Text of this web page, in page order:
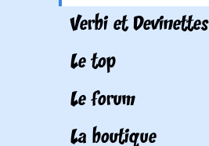
Verbi et Devinettes
Le top
Le forum
La boutique